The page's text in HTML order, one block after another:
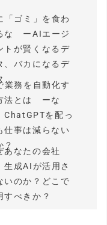
「ゴミ」を食わ
な ーAIエージ
トが賢くなるデ
、バカになるデ
業務を自動化す
法とは ーな
ChatGPTを配っ
仕事は減らない
？
あなたの会社
生成AIが活用さ
いのか？どこで
すべきか？